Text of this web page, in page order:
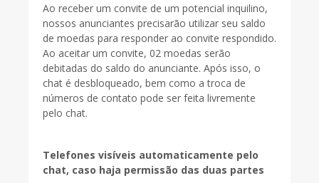
Ao receber um convite de um potencial inquilino,
nossos anunciantes precisarão utilizar seu saldo
de moedas para responder ao convite respondido.
Ao aceitar um convite, 02 moedas serão
debitadas do saldo do anunciante. Após isso, o
chat é desbloqueado, bem como a troca de
números de contato pode ser feita livremente
pelo chat.
Telefones visíveis automaticamente pelo
chat, caso haja permissão das duas partes